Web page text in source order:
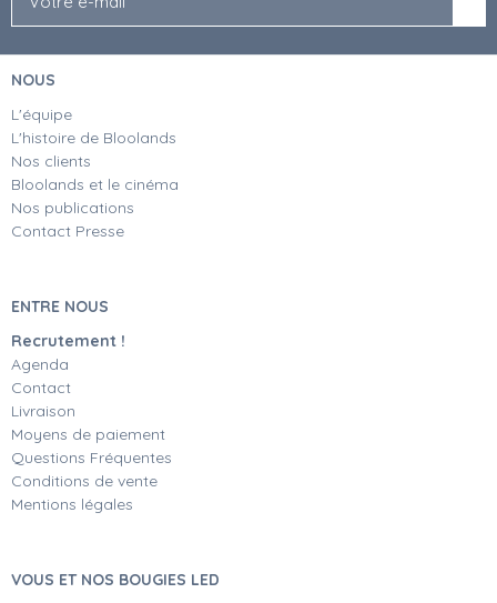
NOUS
L'équipe
L'histoire de Bloolands
Nos clients
Bloolands et le cinéma
Nos publications
Contact Presse
ENTRE NOUS
Recrutement !
Agenda
Contact
Livraison
Moyens de paiement
Questions Fréquentes
Conditions de vente
Mentions légales
VOUS ET NOS BOUGIES LED